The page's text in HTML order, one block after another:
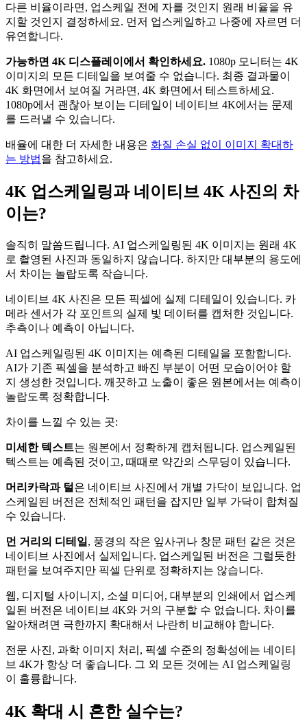
다른 비율이라면, 업스케일 전에 자를 것인지 원래 비율을 유
지할 것인지 결정하세요. 먼저 업스케일하고 나중에 자르면 더
유연합니다.
가능하면 4K 디스플레이에서 확인하세요. 1080p 모니터는 4K
이미지의 모든 디테일을 보여줄 수 없습니다. 최종 결과물이
4K 화면에서 보여질 거라면, 4K 화면에서 테스트하세요.
1080p에서 괜찮아 보이는 디테일이 네이티브 4K에서는 문제
를 드러낼 수 있습니다.
배율에 대한 더 자세한 내용은 화질 손실 없이 이미지 확대하
는 방법을 참고하세요.
4K 업스케일링과 네이티브 4K 사진의 차
이는?
솔직히 말씀드립니다. AI 업스케일링된 4K 이미지는 원래 4K
로 촬영된 사진과 동일하지 않습니다. 하지만 대부분의 용도에
서 차이는 놀랍도록 작습니다.
네이티브 4K 사진은 모든 픽셀에 실제 디테일이 있습니다. 카
메라 센서가 각 포인트의 실제 빛 데이터를 캡처한 것입니다.
추측이나 예측이 아닙니다.
AI 업스케일링된 4K 이미지는 예측된 디테일을 포함합니다.
AI가 기존 픽셀을 분석하고 빠진 부분이 어떤 모습이어야 할
지 생성한 것입니다. 깨끗하고 노출이 좋은 원본에서는 예측이
놀랍도록 정확합니다.
차이를 느낄 수 있는 곳:
미세한 텍스트는 원본에서 정확하게 캡처됩니다. 업스케일된
텍스트는 예측된 것이고, 때때로 약간의 스무딩이 있습니다.
머리카락과 털 은 네이티브 사진에서 개별 가닥이 보입니다. 업
스케일된 버전은 전체적인 패턴을 잡지만 일부 가닥이 합쳐질
수 있습니다.
먼 거리의 디테일 , 풍경의 작은 잎사귀나 창문 패턴 같은 것은
네이티브 사진에서 실제입니다. 업스케일된 버전은 그럴듯한
패턴을 보여주지만 픽셀 단위로 정확하지는 않습니다.
웹, 디지털 사이니지, 소셜 미디어, 대부분의 인쇄에서 업스케
일된 버전은 네이티브 4K와 거의 구분할 수 없습니다. 차이를
알아채려면 극한까지 확대해서 나란히 비교해야 합니다.
전문 사진, 과학 이미지 처리, 픽셀 수준의 정확성에는 네이티
브 4K가 항상 더 좋습니다. 그 외 모든 것에는 AI 업스케일링
이 훌륭합니다.
4K 확대 시 흔한 실수는?